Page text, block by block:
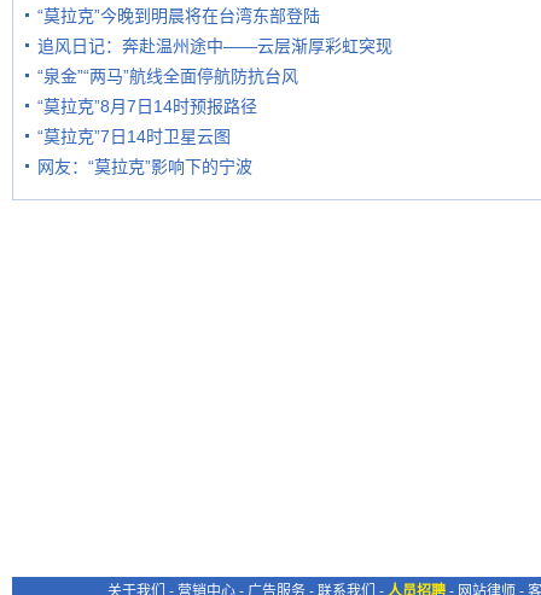
“莫拉克”今晚到明晨将在台湾东部登陆
追风日记：奔赴温州途中——云层渐厚彩虹突现
“泉金”“两马”航线全面停航防抗台风
“莫拉克”8月7日14时预报路径
“莫拉克”7日14时卫星云图
网友：“莫拉克”影响下的宁波
关于我们 - 营销中心 - 广告服务 - 联系我们 - 人员招聘 - 网站律师 -